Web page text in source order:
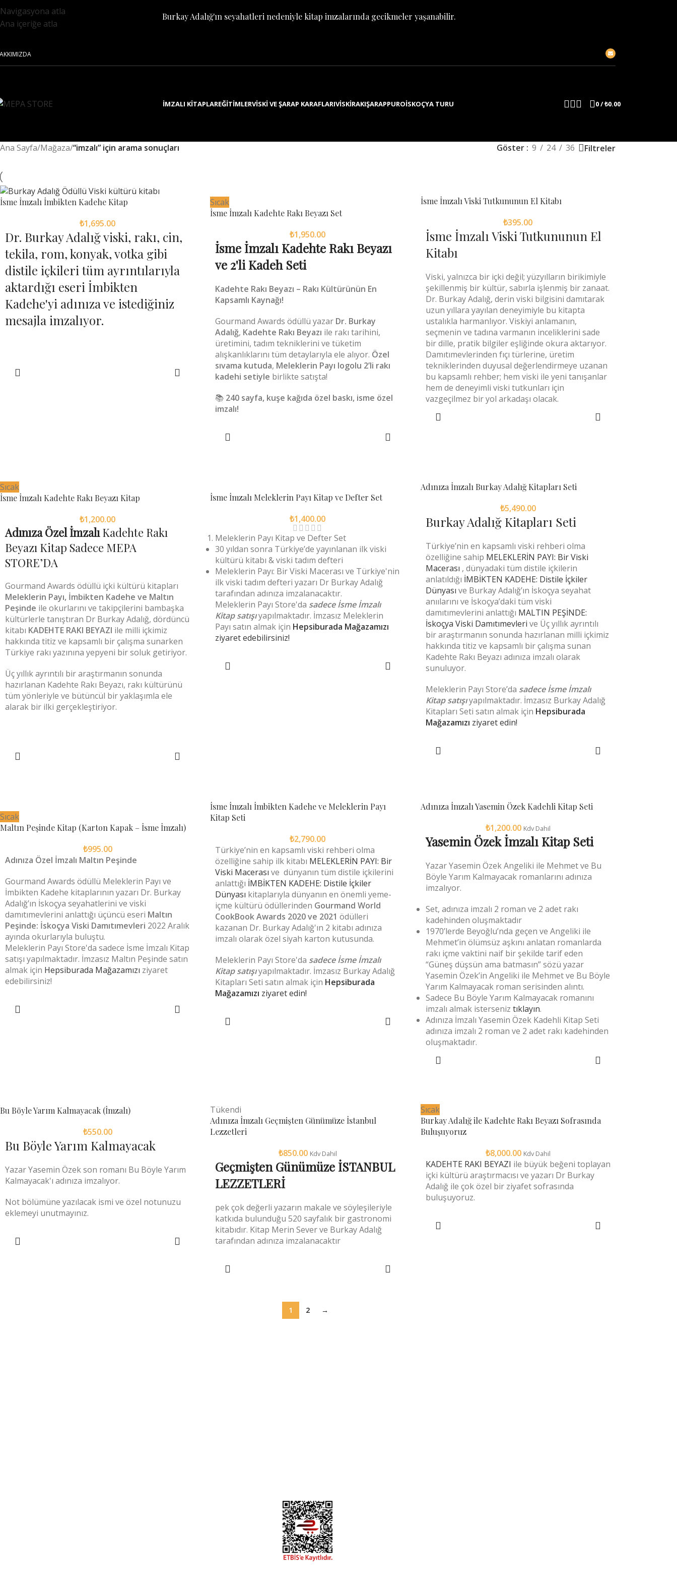
Navigasyona atla
Ana içeriğe atla
Burkay Adalığ'ın seyahatleri nedeniyle kitap imzalarında gecikmeler yaşanabilir.
İMZALI KITAPLAREĞITIMLERVISKI VE ŞARAP KARAFLARIVISKIRAKIŞARAPPUROİSKOÇYA TURU 0/₺0.00
Ana Sayfa/Mağaza/“imzalı” için arama sonuçları Göster 9 24 36 Filtreler
İsme İmzalı İmbikten Kadehe Kitap
₺1,695.00
Dr. Burkay Adalığ viski, rakı, cin,
tekila, rom, konyak, votka gibi
distile içkileri tüm ayrıntılarıyla
aktardığı eseri İmbikten
Kadehe'yi adınıza ve istediğiniz
mesajla imzalıyor.
Sıcak
İsme İmzalı Kadehte Rakı Beyazı Set
₺1,950.00
İsme İmzalı Kadehte Rakı Beyazı
ve 2'li Kadeh Seti
Kadehte Rakı Beyazı – Rakı Kültürünün En
Kapsamlı Kaynağı!
Gourmand Awards ödüllü yazar Dr. Burkay
Adalığ, Kadehte Rakı Beyazı ile rakı tarihini,
üretimini, tadım tekniklerini ve tüketim
alışkanlıklarını tüm detaylarıyla ele alıyor. Özel
sıvama kutuda, Meleklerin Payı logolu 2’li rakı
kadehi setiyle birlikte satışta!
📚 240 sayfa, kuşe kağıda özel baskı, isme özel
imzalı!
İsme İmzalı Viski Tutkununun El Kitabı
₺395.00
İsme İmzalı Viski Tutkununun El
Kitabı
Viski, yalnızca bir içki değil; yüzyılların birikimiyle
şekillenmiş bir kültür, sabırla işlenmiş bir zanaat.
Dr. Burkay Adalığ, derin viski bilgisini damıtarak
uzun yıllara yayılan deneyimiyle bu kitapta
ustalıkla harmanlıyor. Viskiyi anlamanın,
seçmenin ve tadına varmanın inceliklerini sade
bir dille, pratik bilgiler eşliğinde okura aktarıyor.
Damıtımevlerinden fıçı türlerine, üretim
tekniklerinden duyusal değerlendirmeye uzanan
bu kapsamlı rehber; hem viski ile yeni tanışanlar
hem de deneyimli viski tutkunları için
vazgeçilmez bir yol arkadaşı olacak.
Sıcak
İsme İmzalı Kadehte Rakı Beyazı Kitap
₺1,200.00
Adınıza Özel İmzalıKadehte Rakı
Beyazı Kitap Sadece MEPA
STORE’DA
Gourmand Awards ödüllü içki kültürü kitapları
Meleklerin Payı, İmbikten Kadehe ve Maltın
Peşinde ile okurlarını ve takipçilerini bambaşka
kültürlerle tanıştıran Dr Burkay Adalığ, dördüncü
kitabı KADEHTE RAKI BEYAZI ile milli içkimiz
hakkında titiz ve kapsamlı bir çalışma sunarken
Türkiye rakı yazınına yepyeni bir soluk getiriyor.
Üç yıllık ayrıntılı bir araştırmanın sonunda
hazırlanan Kadehte Rakı Beyazı, rakı kültürünü
tüm yönleriyle ve bütüncül bir yaklaşımla ele
alarak bir ilki gerçekleştiriyor.
İsme İmzalı Meleklerin Payı Kitap ve Defter Set
₺1,400.00
Meleklerin Payı Kitap ve Defter Set
30 yıldan sonra Türkiye’de yayınlanan ilk viski
kültürü kitabı & viski tadım defteri
Meleklerin Payı: Bir Viski Macerası ve Türkiye'nin
ilk viski tadım defteri yazarı Dr Burkay Adalığ
tarafından adınıza imzalanacaktır.
Meleklerin Payı Store'da sadece İsme İmzalı
Kitap satışıyapılmaktadır. İmzasız Meleklerin
Payı satın almak için Hepsiburada Mağazamızı
ziyaret edebilirsiniz!
Adınıza İmzalı Burkay Adalığ Kitapları Seti
₺5,490.00
Burkay Adalığ Kitapları Seti
Türkiye’nin en kapsamlı viski rehberi olma
özelliğine sahip MELEKLERİN PAYI: Bir Viski
Macerası , dünyadaki tüm distile içkilerin
anlatıldığı İMBİKTEN KADEHE: Distile İçkiler
Dünyası ve Burkay Adalığ’ın İskoçya seyahat
anıılarını ve İskoçya’daki tüm viski
damıtımevlerini anlattığı MALTIN PEŞİNDE:
İskoçya Viski Damıtımevleri ve Üç yıllık ayrıntılı
bir araştırmanın sonunda hazırlanan milli içkimiz
hakkında titiz ve kapsamlı bir çalışma sunan
Kadehte Rakı Beyazı adınıza imzalı olarak
sunuluyor.
Meleklerin Payı Store’da sadece İsme İmzalı
Kitap satışıyapılmaktadır. İmzasız Burkay Adalığ
Kitapları Seti satın almak için Hepsiburada
Mağazamızı ziyaret edin!
Sıcak
Maltın Peşinde Kitap (Karton Kapak – İsme İmzalı)
₺995.00
Adınıza Özel İmzalı Maltın Peşinde
Gourmand Awards ödüllü Meleklerin Payı ve
İmbikten Kadehe kitaplarının yazarı Dr. Burkay
Adalığ’ın İskoçya seyahatlerini ve viski
damıtımevlerini anlattığı üçüncü eseri Maltın
Peşinde: İskoçya Viski Damıtımevleri 2022 Aralık
ayında okurlarıyla buluştu.
Meleklerin Payı Store'da sadece İsme İmzalı Kitap
satışı yapılmaktadır. İmzasız Maltın Peşinde satın
almak için Hepsiburada Mağazamızı ziyaret
edebilirsiniz!
İsme İmzalı İmbikten Kadehe ve Meleklerin Payı
Kitap Seti
₺2,790.00
Türkiye’nin en kapsamlı viski rehberi olma
özelliğine sahip ilk kitabı MELEKLERİN PAYI: Bir
Viski Macerası ve dünyanın tüm distile içkilerini
anlattığı İMBİKTEN KADEHE: Distile İçkiler
Dünyası kitaplarıyla dünyanın en önemli yeme-
içme kültürü ödüllerinden Gourmand World
CookBook Awards 2020 ve 2021 ödülleri
kazanan Dr. Burkay Adalığ'ın 2 kitabı adınıza
imzalı olarak özel siyah karton kutusunda.
Meleklerin Payı Store'da sadece İsme İmzalı
Kitap satışıyapılmaktadır. İmzasız Burkay Adalığ
Kitapları Seti satın almak için Hepsiburada
Mağazamızı ziyaret edin!
Adınıza İmzalı Yasemin Özek Kadehli Kitap Seti
₺1,200.00 Kdv Dahil
Yasemin Özek İmzalı Kitap Seti
Yazar Yasemin Özek Angeliki ile Mehmet ve Bu
Böyle Yarım Kalmayacak romanlarını adınıza
imzalıyor.
Set, adınıza imzalı 2 roman ve 2 adet rakı
kadehinden oluşmaktadır
1970’lerde Beyoğlu’nda geçen ve Angeliki ile
Mehmet’in ölümsüz aşkını anlatan romanlarda
rakı içme vaktini naif bir şekilde tarif eden
“Güneş düşsün ama batmasın” sözü yazar
Yasemin Özek’in Angeliki ile Mehmet ve Bu Böyle
Yarım Kalmayacak roman serisinden alıntı.
Sadece Bu Böyle Yarım Kalmayacak romanını
imzalı almak isterseniz tıklayın.
Adınıza İmzalı Yasemin Özek Kadehli Kitap Seti
adınıza imzalı 2 roman ve 2 adet rakı kadehinden
oluşmaktadır.
Bu Böyle Yarım Kalmayacak (İmzalı)
₺550.00
Bu Böyle Yarım Kalmayacak
Yazar Yasemin Özek son romanı Bu Böyle Yarım
Kalmayacak'ı adınıza imzalıyor.
Not bölümüne yazılacak ismi ve özel notunuzu
eklemeyi unutmayınız.
Tükendi
Adınıza İmzalı Geçmişten Günümüze İstanbul
Lezzetleri
₺850.00 Kdv Dahil
Geçmişten Günümüze İSTANBUL
LEZZETLERİ
pek çok değerli yazarın makale ve söyleşileriyle
katkıda bulunduğu 520 sayfalık bir gastronomi
kitabıdır. Kitap Merin Sever ve Burkay Adalığ
tarafından adınıza imzalanacaktır
Sıcak
Burkay Adalığ ile Kadehte Rakı Beyazı Sofrasında
Buluşuyoruz
₺8,000.00 Kdv Dahil
KADEHTE RAKI BEYAZI ile büyük beğeni toplayan
içki kültürü araştırmacısı ve yazarı Dr Burkay
Adalığ ile çok özel bir ziyafet sofrasında
buluşuyoruz.
1 2 →